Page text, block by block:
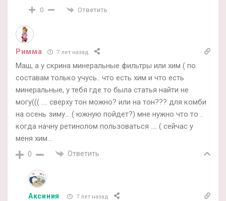
0 Ответить
Римма 7 лет назад
Маш, а у скрина минеральные фильтры или хим ( по
составам только учусь.. что есть хим и что есть
минеральные, у тебя где то была статья найти не
могу((( …. сверху тон можно? или на тон??? для комби
на осень зиму… ( южную пойдет?) мне нужно что то ..
когда начну ретинолом пользоваться …. ( сейчас у
меня хим…
0 Ответить
Аксиния 7 лет назад